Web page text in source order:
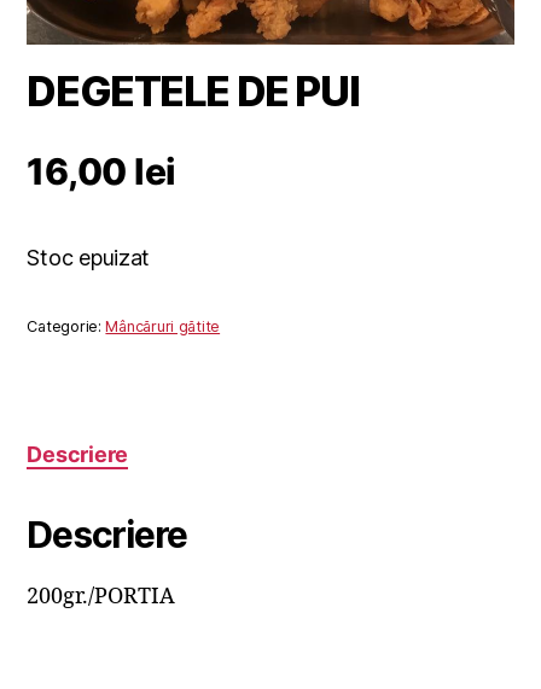
DEGETELE DE PUI
16,00 lei
Stoc epuizat
Categorie:Mâncăruri gătite
Descriere
Descriere
200gr./PORTIA